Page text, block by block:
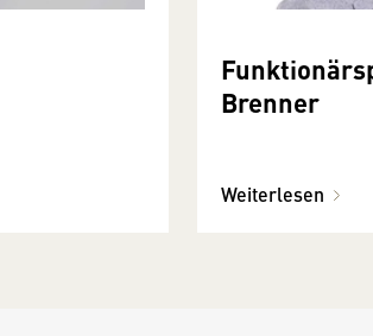
Brenner
Weiterlesen